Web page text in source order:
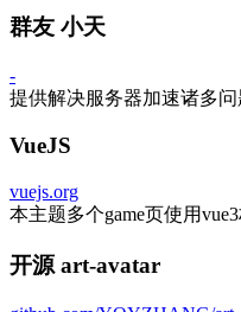
群友 小天
-
提供解决服务器加速诸多问
VueJS
vuejs.org
本主题多个game页使用
开源 art-avatar